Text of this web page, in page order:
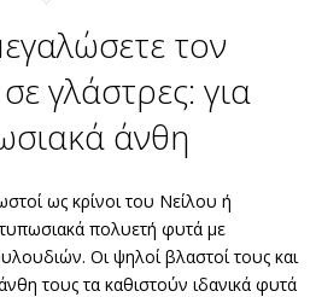
τον
γλάστρες: για
άνθη
ως κρίνοι του Νείλου ή
πολυετή φυτά με
Οι ψηλοί βλαστοί τους και
τους τα καθιστούν ιδανικά φυτά